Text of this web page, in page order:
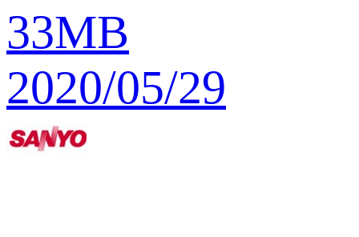
33MB
2020/05/29